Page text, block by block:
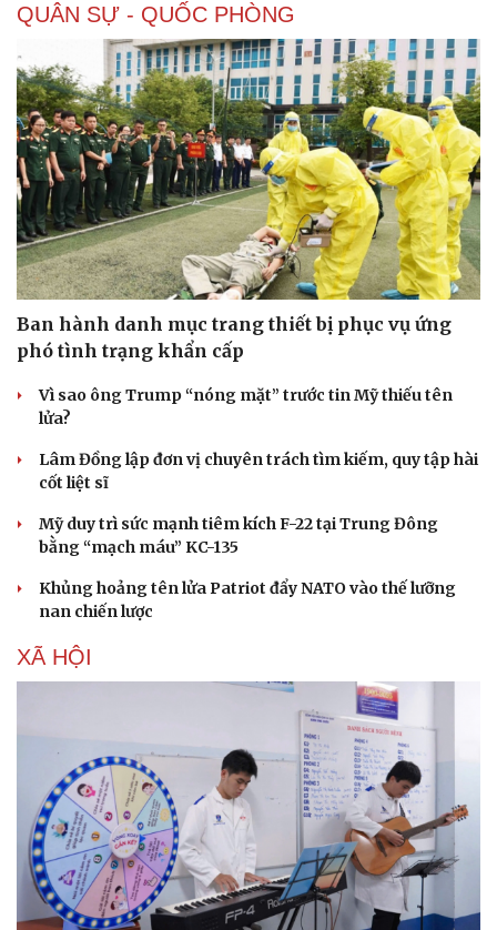
Dinh dưỡng - món ngon
Sản phụ khoa
Nhi khoa
Làm đẹp - giảm cân
Phòng mạch online
Tình yêu - Gia đình
QUÂN SỰ - QUỐC PHÒNG
Ban hành danh mục trang thiết bị phục vụ ứng
phó tình trạng khẩn cấp
Vì sao ông Trump “nóng mặt” trước tin Mỹ thiếu tên
lửa?
Lâm Đồng lập đơn vị chuyên trách tìm kiếm, quy tập hài
cốt liệt sĩ
Mỹ duy trì sức mạnh tiêm kích F-22 tại Trung Đông
bằng “mạch máu” KC-135
Khủng hoảng tên lửa Patriot đẩy NATO vào thế lưỡng
nan chiến lược
XÃ HỘI